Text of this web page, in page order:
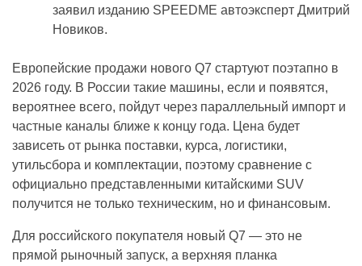
заявил изданию SPEEDME автоэксперт Дмитрий
Новиков.
Европейские продажи нового Q7 стартуют поэтапно в
2026 году. В России такие машины, если и появятся,
вероятнее всего, пойдут через параллельный импорт и
частные каналы ближе к концу года. Цена будет
зависеть от рынка поставки, курса, логистики,
утильсбора и комплектации, поэтому сравнение с
официально представленными китайскими SUV
получится не только техническим, но и финансовым.
Для российского покупателя новый Q7 — это не
прямой рыночный запуск, а верхняя планка